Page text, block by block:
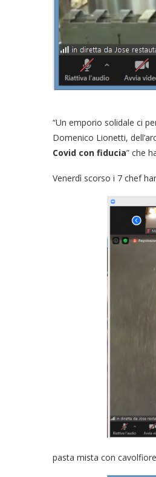
“Un emporio solidale ci
Domenico Lionetti,
Covid con fiducia” che
Venerdì scorso i 7 chef
pasta mista con